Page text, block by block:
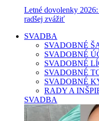
Letné dovolenky
radšej zvážiť
SVADBA
SVADOBNÉ
SVADOBNÉ
SVADOBNÉ
SVADOBNÉ
SVADOBNÉ
RADY A
SVADBA